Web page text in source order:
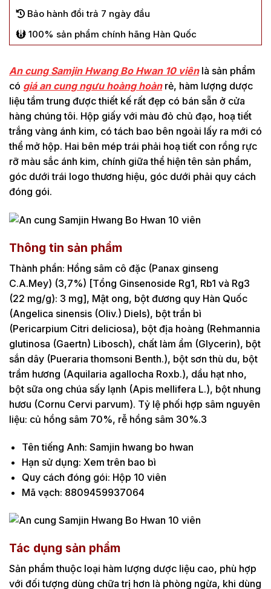
Bảo hành đổi trả 7 ngày đầu
100% sản phẩm chính hãng Hàn Quốc
An cung Samjin Hwang Bo Hwan 10 viênlà sản phẩm
có giá an cung ngưu hoàng hoànrẻ, hàm lượng dược
liệu tầm trung được thiết kế rất đẹp có bán sẵn ở cửa
hàng chúng tôi. Hộp giấy với màu đỏ chủ đạo, hoạ tiết
trắng vàng ánh kim, có tách bao bên ngoài lấy ra mới có
thể mở hộp. Hai bên mép trái phải hoạ tiết con rồng rực
rỡ màu sắc ánh kim, chính giữa thể hiện tên sản phẩm,
góc dưới trái logo thương hiệu, góc dưới phải quy cách
đóng gói.
Thông tin sản phẩm
Thành phần: Hồng sâm cô đặc (Panax ginseng
C.A.Mey) (3,7%) [Tổng Ginsenoside Rg1, Rb1 và Rg3
(22 mg/g): 3 mg], Mật ong, bột đương quy Hàn Quốc
(Angelica sinensis (Oliv.) Diels), bột trần bì
(Pericarpium Citri deliciosa), bột địa hoàng (Rehmannia
glutinosa (Gaertn) Libosch), chất làm ẩm (Glycerin), bột
sắn dây (Pueraria thomsoni Benth.), bột sơn thù du, bột
trầm hương (Aquilaria agallocha Roxb.), dầu hạt nho,
bột sữa ong chúa sấy lạnh (Apis mellifera L.), bột nhung
hươu (Cornu Cervi parvum). Tỷ lệ phối hợp sâm nguyên
liệu: củ hồng sâm 70%, rễ hồng sâm 30%.3
Tên tiếng Anh: Samjin hwang bo hwan
Hạn sử dụng: Xem trên bao bì
Quy cách đóng gói: Hộp 10 viên
Mã vạch: 8809459937064
Tác dụng sản phẩm
Sản phẩm thuộc loại hàm lượng dược liệu cao, phù hợp
với đối tượng dùng chữa trị hơn là phòng ngừa, khi dùng